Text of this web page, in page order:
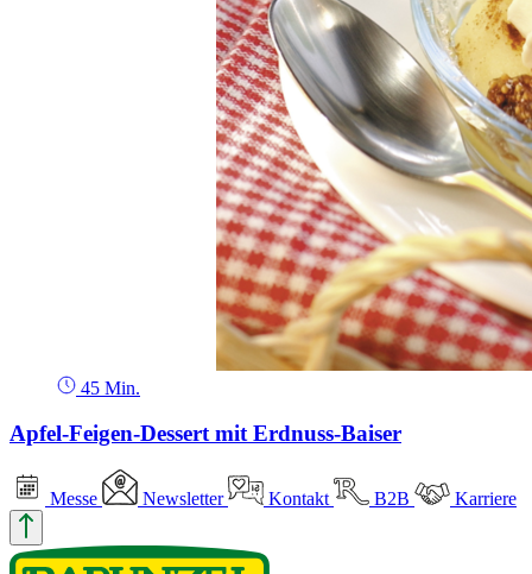
45 Min.
Apfel-Feigen-Dessert mit Erdnuss-Baiser
Messe Newsletter Kontakt B2B Karriere